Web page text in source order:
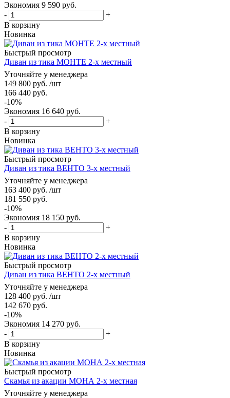
Экономия 9 590 руб.
-
+
В корзину
Новинка
Быстрый просмотр
Диван из тика МОНТЕ 2-х местный
Уточняйте у менеджера
149 800 руб. /шт
166 440 руб.
-10%
Экономия 16 640 руб.
-
+
В корзину
Новинка
Быстрый просмотр
Диван из тика ВЕНТО 3-х местный
Уточняйте у менеджера
163 400 руб. /шт
181 550 руб.
-10%
Экономия 18 150 руб.
-
+
В корзину
Новинка
Быстрый просмотр
Диван из тика ВЕНТО 2-х местный
Уточняйте у менеджера
128 400 руб. /шт
142 670 руб.
-10%
Экономия 14 270 руб.
-
+
В корзину
Новинка
Быстрый просмотр
Скамья из акации МОНА 2-х местная
Уточняйте у менеджера